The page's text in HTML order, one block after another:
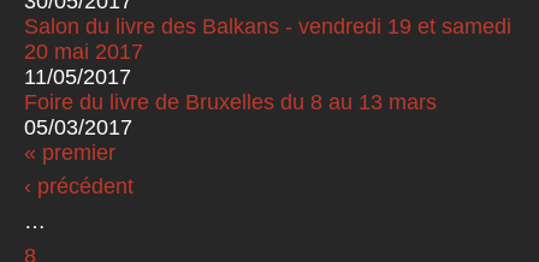
Salon du livre des Balkans - vendredi 19 et samedi
20 mai 2017
11/05/2017
Foire du livre de Bruxelles du 8 au 13 mars
05/03/2017
Pages
« premier
‹ précédent
…
8